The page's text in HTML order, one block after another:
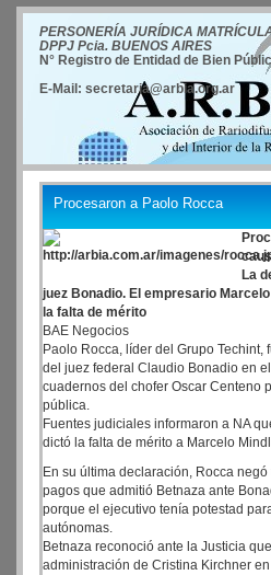
PERSONERÍA JURÍDICA
DPPJ Pcia. BUENOS AIRES
N° Registro de Entidad de Bien
E-Mail: secretaria@arbia.org.ar
Procesaron a Paolo Rocca
La
juez Bonadio. El empresario
la falta de mérito
BAE Negocios
Paolo Rocca, líder del Grupo Techint,
del juez federal Claudio Bonadio en
cuadernos del chofer Oscar Centeno
pública.
Fuentes judiciales informaron a NA
dictó la falta de mérito a Marcelo
En su última declaración, Rocca
pagos que admitió Betnaza ante
porque el ejecutivo tenía potestad
autónomas.
Betnaza reconoció ante la Justicia
administración de Cristina Kirchner